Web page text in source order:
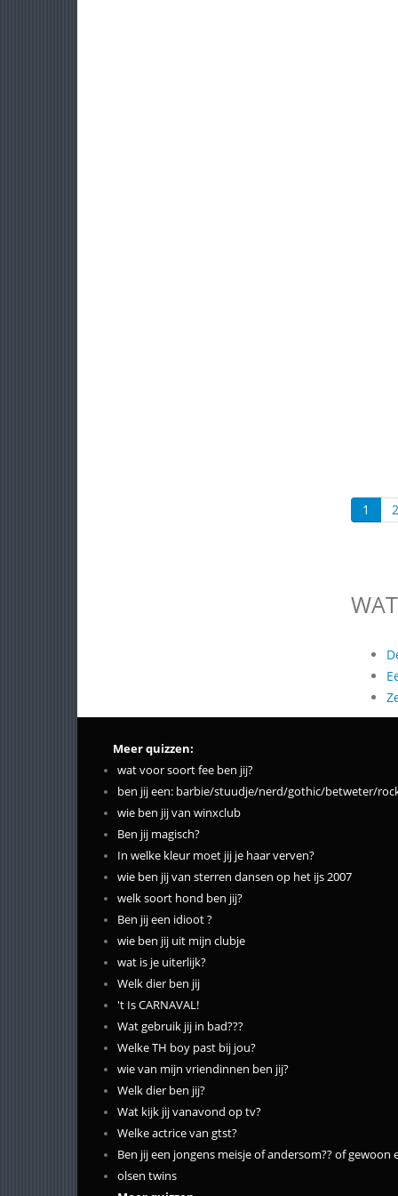
1 2
Meer quizzen:
wat voor soort fee ben jij?
ben jij een: barbie/stuudje/nerd/gothic/betweter/
wie ben jij van winxclub
Ben jij magisch?
In welke kleur moet jij je haar verven?
wie ben jij van sterren dansen op het ijs 2007
welk soort hond ben jij?
Ben jij een idioot ?
wie ben jij uit mijn clubje
wat is je uiterlijk?
Welk dier ben jij
't Is CARNAVAL!
Wat gebruik jij in bad???
Welke TH boy past bij jou?
wie van mijn vriendinnen ben jij?
Welk dier ben jij?
Wat kijk jij vanavond op tv?
Welke actrice van gtst?
Ben jij een jongens meisje of andersom?? of
olsen twins